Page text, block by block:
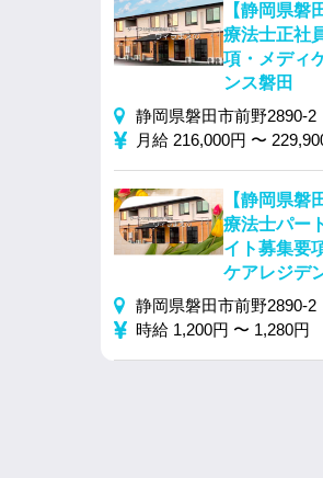
【静岡県磐
療法士正社
項・メディ
ンス磐田
静岡県磐田市前野2890-2
月給 216,000円 〜
【静岡県磐
療法士パー
イト募集要
ケアレジデ
静岡県磐田市前野2890-2
時給 1,200円 〜 1,280円